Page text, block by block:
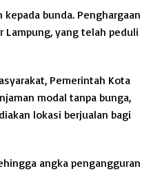
bunda. Penghargaan
Lampung, yang telah peduli
Pemerintah Kota
modal tanpa bunga,
lokasi berjualan bagi
angka pengangguran